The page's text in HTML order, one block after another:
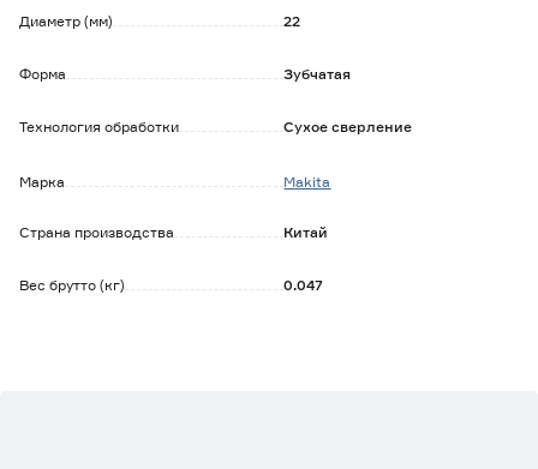
Диаметр (мм)
22
Форма Зубчатая
Технология обработки Сухое сверление
Марка Makita
Страна производства Китай
Вес брутто (кг) 0.047